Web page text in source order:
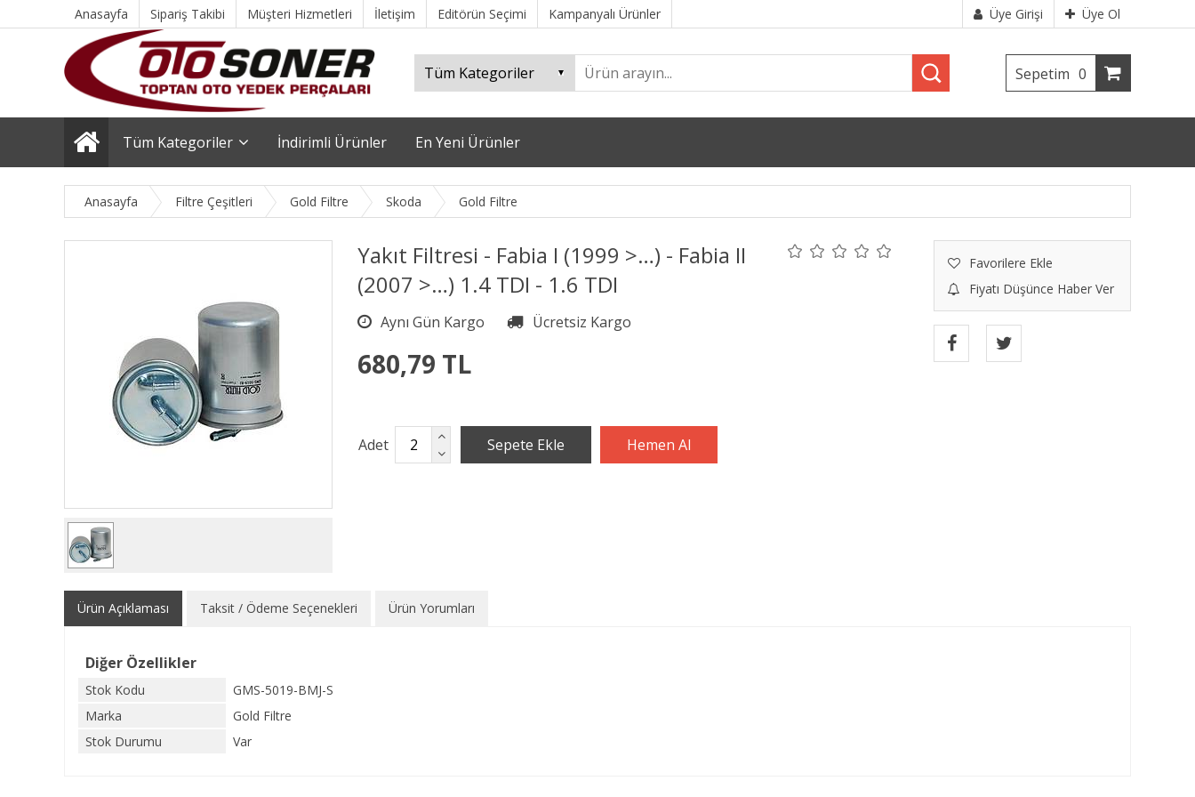
Anasayfa Sipariş Takibi Müşteri Hizmetleri İletişim Editörün Seçimi Kampanyalı Ürünler Üye Girişi Üye Ol
Sepetim 0
Tüm Kategoriler İndirimli Ürünler En Yeni Ürünler
Anasayfa Filtre Çeşitleri Gold Filtre Skoda Gold Filtre
Yakıt Filtresi - Fabia I (1999 >…) - Fabia II
(2007 >…) 1.4 TDI - 1.6 TDI
Favorilere Ekle
Fiyatı Düşünce Haber Ver
680,79 TL
Adet
Ürün Açıklaması Taksit / Ödeme Seçenekleri Ürün Yorumları
Diğer Özellikler
Stok Kodu
GMS-5019-BMJ-S
Marka
Gold Filtre
Stok Durumu
Var